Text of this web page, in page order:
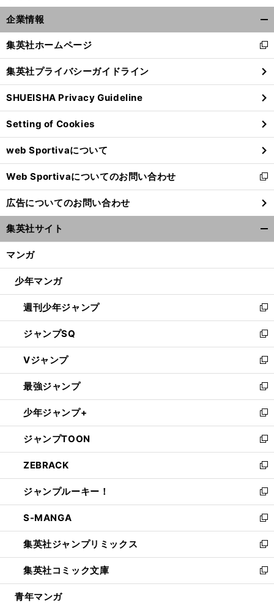
企業情報
閉
る
集英社ホームページ
新
し
い
ウ
ィ
ン
ド
ウ
で
開
く
集英社プライバシーガイドライン
SHUEISHA Privacy Guideline
Setting of Cookies
web Sportivaについて
Web Sportivaについてのお問い合わせ
新
し
い
ウ
ィ
ン
ウ
開
く
広告についてのお問い合わせ
集英社サイト
マンガ
少年マンガ
週刊少年ジャンプ
新
し
い
ウ
ィ
ン
ド
ウ
で
開
く
ジャンプSQ
新
し
い
ウ
ィ
ン
ド
ウ
で
開
く
Vジャンプ
新
し
い
ウ
ィ
ン
ド
ウ
で
開
く
最強ジャンプ
新
し
い
ウ
ィ
ン
ド
ウ
で
開
く
少年ジャンプ+
新
し
い
ウ
ィ
ン
ド
ウ
で
開
く
ジャンプTOON
新
し
い
ウ
ィ
ン
ド
ウ
で
開
く
ZEBRACK
新
し
い
ウ
ィ
ン
ド
ウ
で
開
ジャンプルーキー！
新
し
い
ウ
ィ
ン
ド
ウ
S-MANGA
新
し
い
ウ
ィ
ン
集英社ジャンプリミックス
新
し
い
ウ
集英社コミック文庫
新
し
青年マンガ